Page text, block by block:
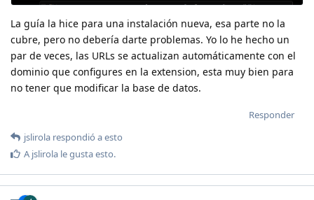
La guía la hice para una instalación nueva, esa parte no la
cubre, pero no debería darte problemas. Yo lo he hecho un
par de veces, las URLs se actualizan automáticamente con el
dominio que configures en la extension, esta muy bien para
no tener que modificar la base de datos.
Responder
jslirola respondió a esto
A jslirola le gusta esto.